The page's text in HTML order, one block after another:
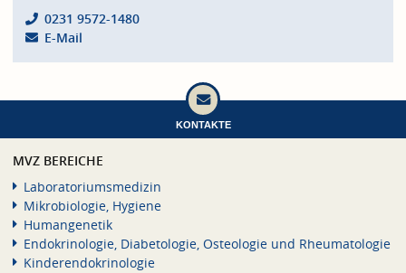
0231 9572-1480
E-Mail
KONTAKTE
MVZ BEREICHE
Laboratoriumsmedizin
Mikrobiologie, Hygiene
Humangenetik
Endokrinologie, Diabetologie, Osteologie und Rheumatologie
Kinderendokrinologie